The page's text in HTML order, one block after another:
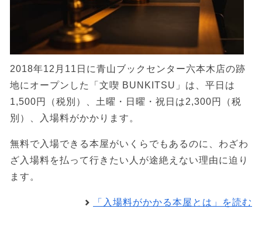
2018年12月11日に青山ブックセンター六本木店の跡
地にオープンした「文喫 BUNKITSU」は、平日は
1,500円（税別）、土曜・日曜・祝日は2,300円（税
別）、入場料がかかります。
無料で入場できる本屋がいくらでもあるのに、わざわ
ざ入場料を払って行きたい人が途絶えない理由に迫り
ます。
「入場料がかかる本屋とは」を読む